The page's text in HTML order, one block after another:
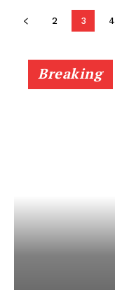
2 3 4
Breaking